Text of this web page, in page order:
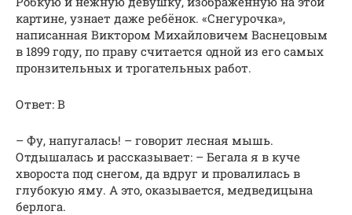
картине, узнает даже ребёнок. «Снегурочка»,
написанная Виктором Михайловичем Васнецовым
в 1899 году, по праву считается одной из его самых
пронзительных и трогательных работ.
Ответ: В
– Фу, напугалась! – говорит лесная мышь.
Отдышалась и рассказывает: – Бегала я в куче
хвороста под снегом, да вдруг и провалилась в
глубокую яму. А это, оказывается, медведицына
берлога.